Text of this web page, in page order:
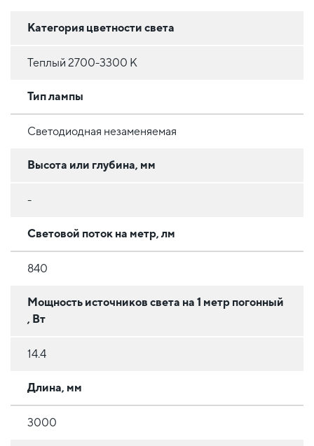
Категория цветности света
Теплый 2700-3300 К
Тип лампы
Светодиодная незаменяемая
Высота или глубина, мм
-
Световой поток на метр, лм
840
Мощность источников света на 1 метр погонный
, Вт
14.4
Длина, мм
3000